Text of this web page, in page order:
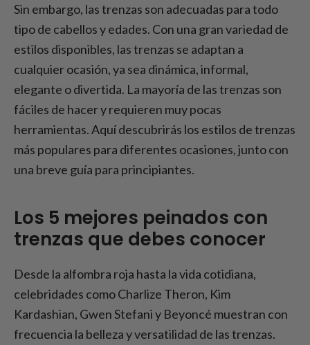
Sin embargo, las trenzas son adecuadas para todo
tipo de cabellos y edades. Con una gran variedad de
estilos disponibles, las trenzas se adaptan a
cualquier ocasión, ya sea dinámica, informal,
elegante o divertida. La mayoría de las trenzas son
fáciles de hacer y requieren muy pocas
herramientas. Aquí descubrirás los estilos de trenzas
más populares para diferentes ocasiones, junto con
una breve guía para principiantes.
Los 5 mejores peinados con
trenzas que debes conocer
Desde la alfombra roja hasta la vida cotidiana,
celebridades como Charlize Theron, Kim
Kardashian, Gwen Stefani y Beyoncé muestran con
frecuencia la belleza y versatilidad de las trenzas.